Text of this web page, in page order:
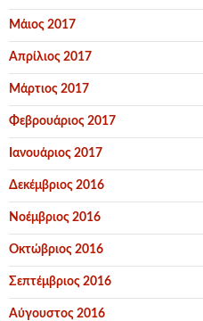
Μάιος 2017
Απρίλιος 2017
Μάρτιος 2017
Φεβρουάριος 2017
Ιανουάριος 2017
Δεκέμβριος 2016
Νοέμβριος 2016
Οκτώβριος 2016
Σεπτέμβριος 2016
Αύγουστος 2016